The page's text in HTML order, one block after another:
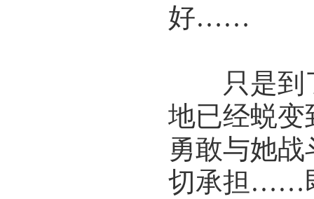
好……
只是到了
地已经蜕变
勇敢与她
切承担……